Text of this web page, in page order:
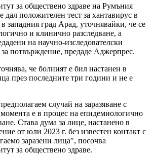
за обществено здраве на Румъния
дал положителен тест за хантавирус в
западния град Арад, уточнявайки, че се
и клинично разследване, а
на научно-изследователски
потвърждение, предаде Аджерпрес.
че болният е бил настанен в
през последните три години и не е
случай на заразяване с
е в процес на епидемиологично
Става дума за лице, настанено в
от юли 2023 г. без известен контакт с
заразени лица", посочва
за обществено здраве.